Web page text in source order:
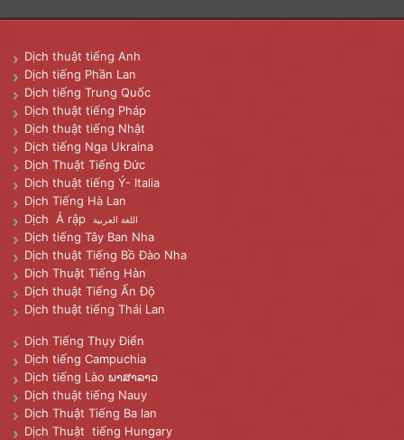
Dịch thuật tiếng Anh
Dịch tiếng Phần Lan
Dịch tiếng Trung Quốc
Dịch thuật tiếng Pháp
Dịch thuật tiếng Nhật
Dịch tiếng Nga Ukraina
Dịch Thuật Tiếng Đức
Dịch thuật tiếng Ý- Italia
Dịch Tiếng Hà Lan
Dịch Ả rập
اللغة العربية
Dịch tiếng Tây Ban Nha
Dịch thuật Tiếng Bồ Đào Nha
Dịch Thuật Tiếng Hàn
Dịch thuật Tiếng Ấn Độ
Dịch thuật tiếng Thái Lan
Dịch Tiếng Thụy Điển
Dịch tiếng Campuchia
Dịch tiếng Lào ພາສາລາວ
Dịch thuật tiếng Nauy
Dịch Thuật Tiếng Ba lan
Dịch Thuật tiếng Hungary